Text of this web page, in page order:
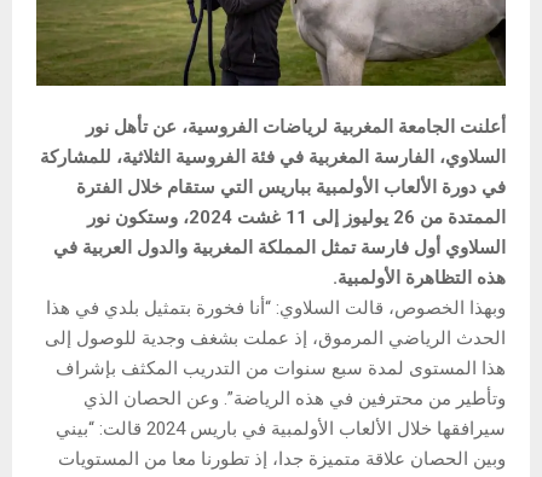
أعلنت الجامعة المغربية لرياضات الفروسية، عن تأهل نور
السلاوي، الفارسة المغربية في فئة الفروسية الثلاثية، للمشاركة
في دورة الألعاب الأولمبية بباريس التي ستقام خلال الفترة
الممتدة من 26 يوليوز إلى 11 غشت 2024، وستكون نور
السلاوي أول فارسة تمثل المملكة المغربية والدول العربية في
هذه التظاهرة الأولمبية.
وبهذا الخصوص، قالت السلاوي: “أنا فخورة بتمثيل بلدي في هذا
الحدث الرياضي المرموق، إذ عملت بشغف وجدية للوصول إلى
هذا المستوى لمدة سبع سنوات من التدريب المكثف بإشراف
وتأطير من محترفين في هذه الرياضة”. وعن الحصان الذي
سيرافقها خلال الألعاب الأولمبية في باريس 2024 قالت: “بيني
وبين الحصان علاقة متميزة جدا، إذ تطورنا معا من المستويات